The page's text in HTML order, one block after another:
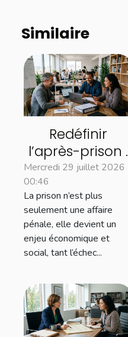
Similaire
Redéfinir
l’après-prison :
entreprises,
insertion sociale
Mercredi 29 juillet 2026
00:46
La prison n’est plus
seulement une affaire
pénale, elle devient un
enjeu économique et
social, tant l’échec...